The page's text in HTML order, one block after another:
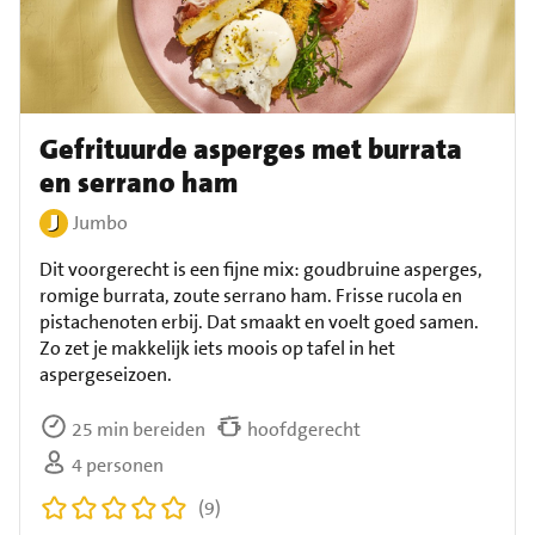
Gefrituurde asperges met burrata
en serrano ham
Jumbo
Dit voorgerecht is een fijne mix: goudbruine asperges,
romige burrata, zoute serrano ham. Frisse rucola en
pistachenoten erbij. Dat smaakt en voelt goed samen.
Zo zet je makkelijk iets moois op tafel in het
aspergeseizoen.
25 min bereiden
hoofdgerecht
4 personen
(9)